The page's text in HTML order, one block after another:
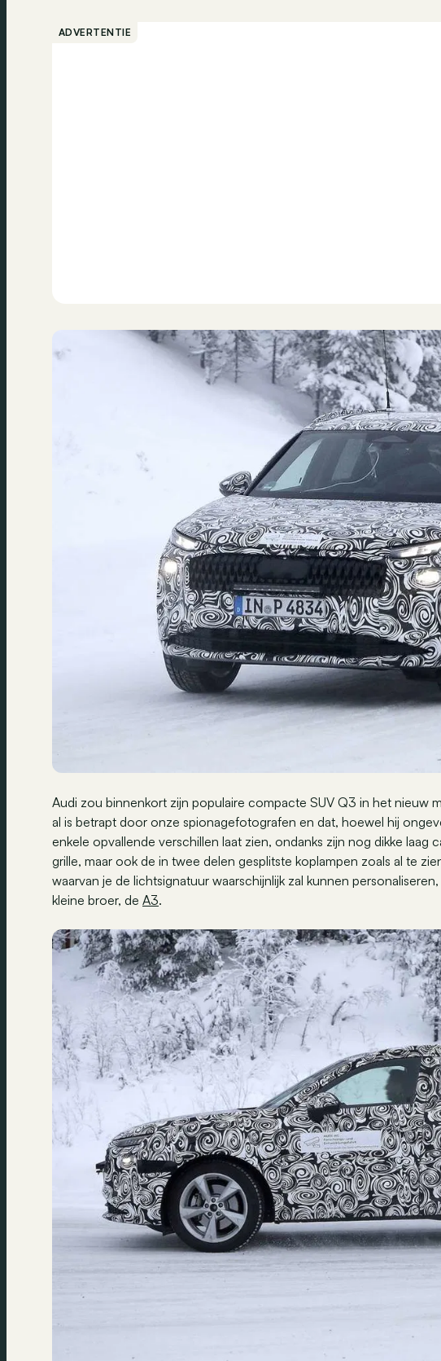
ADVERTENTIE
Audi zou binnenkort zijn populaire compacte SUV Q3 in het nieuw
al is betrapt door onze spionagefotografen en dat, hoewel hij
enkele opvallende verschillen laat zien, ondanks zijn nog dikke laag
grille, maar ook de in twee delen gesplitste koplampen zoals al te
waarvan je de lichtsignatuur waarschijnlijk zal kunnen
kleine broer, de A3.